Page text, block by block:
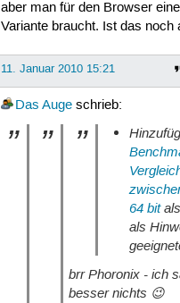
aber man für den Browser
Variante braucht. Ist das noch
11. Januar 2010 15:21
Das Augeschrieb:
64 bit
als
brr Phoronix - ich
besser nichts 😉